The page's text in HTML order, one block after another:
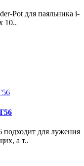
Pot для паяльника i-
10..
подходит для лужения
а т..